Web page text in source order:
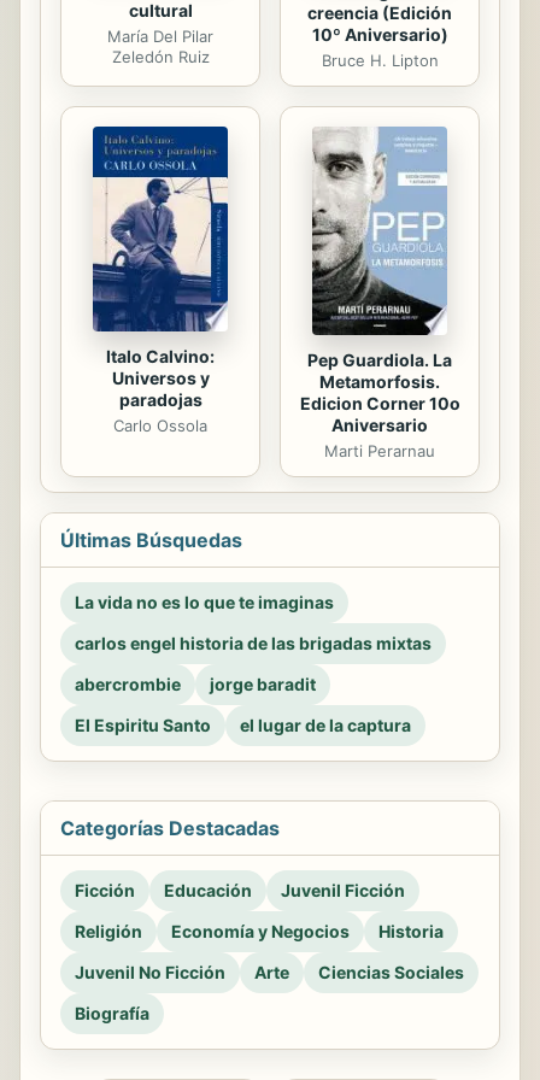
cultural
María Del Pilar
Zeledón Ruiz
creencia (Edición
10º Aniversario)
Bruce H. Lipton
Italo Calvino:
Universos y
paradojas
Carlo Ossola
Pep Guardiola. La
Metamorfosis.
Edicion Corner 10o
Aniversario
Marti Perarnau
Últimas Búsquedas
La vida no es lo que te imaginas
carlos engel historia de las brigadas mixtas
abercrombie
jorge baradit
El Espiritu Santo
el lugar de la captura
Categorías Destacadas
Ficción Educación
Juvenil Ficción
Religión
Economía y Negocios
Historia
Juvenil No Ficción
Arte
Ciencias Sociales
Biografía